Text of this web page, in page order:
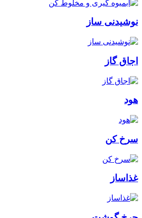
نوشیدنی ساز
اجاق گاز
هود
سرخ کن
غذاساز